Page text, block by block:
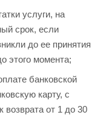
услуги, на
срок, если
до ее принятия
этого момента;
банковской
карту, с
от 1 до 30